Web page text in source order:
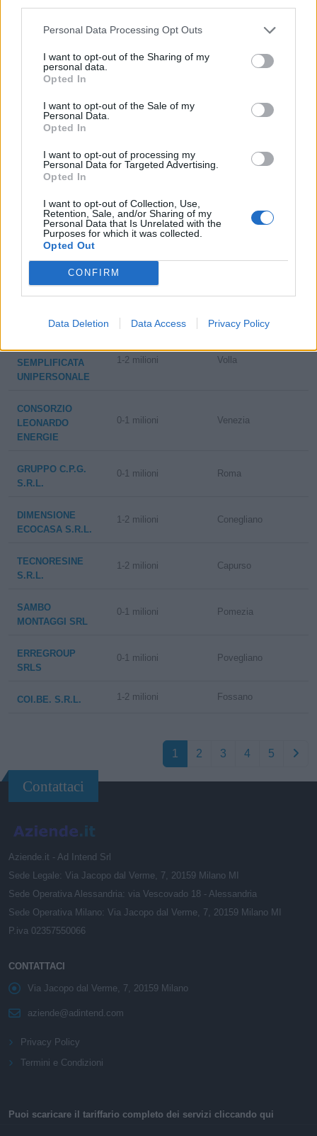
Personal Data Processing Opt Outs
I want to opt-out of the Sharing of my
personal data.
Opted In
I want to opt-out of the Sale of my
Personal Data.
Opted In
I want to opt-out of processing my
Personal Data for Targeted Advertising.
Opted In
I want to opt-out of Collection, Use,
Retention, Sale, and/or Sharing of my
Personal Data that Is Unrelated with the
Purposes for which it was collected.
Opted Out
CONFIRM
Data Deletion Data Access Privacy Policy
IDROELETTRICA
ROERO
ISOLAMENTI -
SOCIETA'
RESPONSABILITA'
LIMITATA
ROERO
ISOLAMENTI SOC.
CONS. A R.L.
SESTO
FIORENTINO
SOCIETA'
RESPONSABILITA'
LIMITATA
VALCHIRIA S.R.L.
SEMPLIFICATA
UNIPERSONALE
1-2 milioni Volla
CONSORZIO
LEONARDO
ENERGIE
0-1 milioni Venezia
GRUPPO C.P.G.
S.R.L.
0-1 milioni Roma
DIMENSIONE
ECOCASA S.R.L.
1-2 milioni Conegliano
TECNORESINE
S.R.L.
1-2 milioni Capurso
SAMBO
MONTAGGI SRL
0-1 milioni Pomezia
ERREGROUP
SRLS
0-1 milioni Povegliano
COI.BE. S.R.L. 1-2 milioni Fossano
1 2 3 4 5
Contattaci
Aziende.it - Ad Intend Srl
Sede Legale: Via Jacopo dal Verme, 7, 20159 Milano MI
Sede Operativa Alessandria: via Vescovado 18 - Alessandria
Sede Operativa Milano: Via Jacopo dal Verme, 7, 20159 Milano MI
P.iva 02357550066
CONTATTACI
Via Jacopo dal Verme, 7, 20159 Milano
aziende@adintend.com
Privacy Policy
Termini e Condizioni
Puoi scaricare il tariffario completo dei servizi cliccando qui